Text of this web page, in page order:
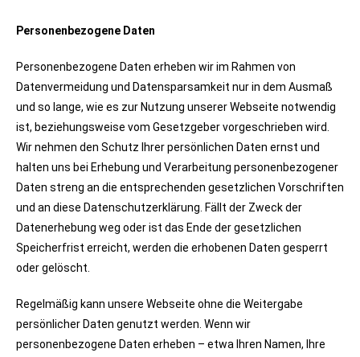
Personenbezogene Daten
Personenbezogene Daten erheben wir im Rahmen von
Datenvermeidung und Datensparsamkeit nur in dem Ausmaß
und so lange, wie es zur Nutzung unserer Webseite notwendig
ist, beziehungsweise vom Gesetzgeber vorgeschrieben wird.
Wir nehmen den Schutz Ihrer persönlichen Daten ernst und
halten uns bei Erhebung und Verarbeitung personenbezogener
Daten streng an die entsprechenden gesetzlichen Vorschriften
und an diese Datenschutzerklärung. Fällt der Zweck der
Datenerhebung weg oder ist das Ende der gesetzlichen
Speicherfrist erreicht, werden die erhobenen Daten gesperrt
oder gelöscht.
Regelmäßig kann unsere Webseite ohne die Weitergabe
persönlicher Daten genutzt werden. Wenn wir
personenbezogene Daten erheben – etwa Ihren Namen, Ihre